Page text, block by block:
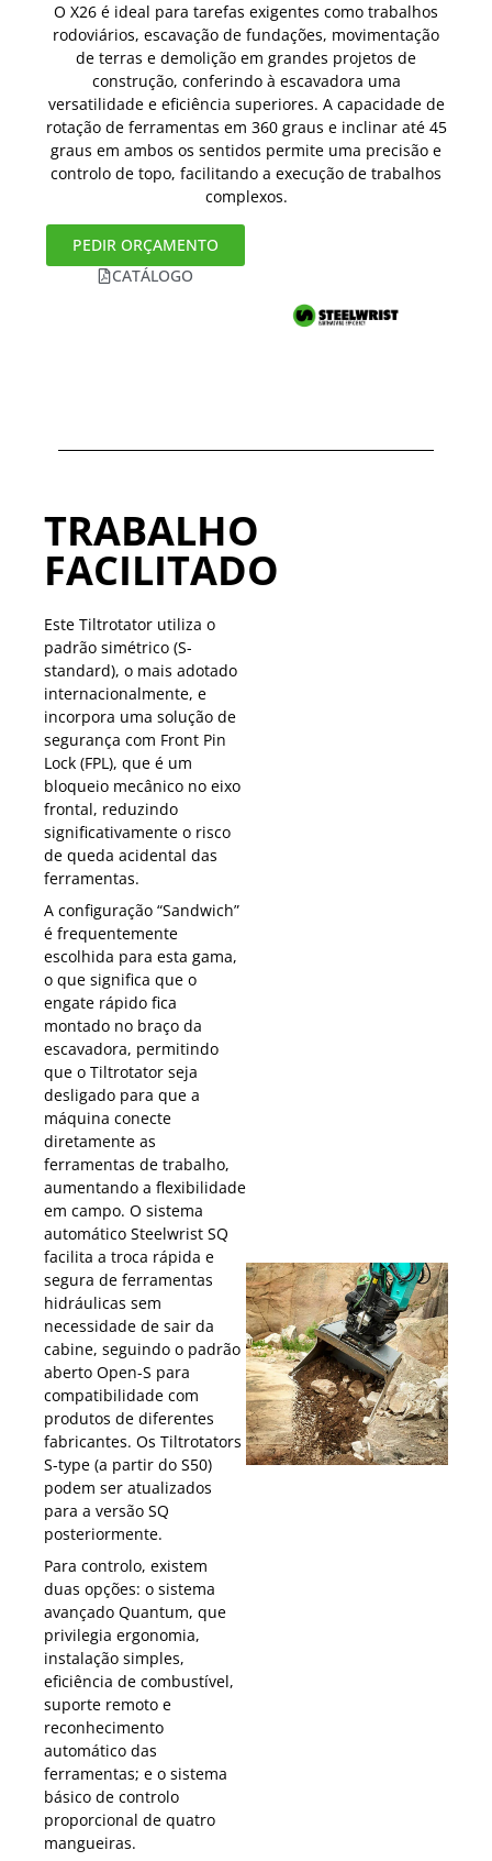
O X26 é ideal para tarefas exigentes como trabalhos
rodoviários, escavação de fundações, movimentação
de terras e demolição em grandes projetos de
construção, conferindo à escavadora uma
versatilidade e eficiência superiores. A capacidade de
rotação de ferramentas em 360 graus e inclinar até 45
graus em ambos os sentidos permite uma precisão e
controlo de topo, facilitando a execução de trabalhos
complexos.
PEDIR ORÇAMENTO
CATÁLOGO
TRABALHO
FACILITADO
Este Tiltrotator utiliza o
padrão simétrico (S-
standard), o mais adotado
internacionalmente, e
incorpora uma solução de
segurança com Front Pin
Lock (FPL), que é um
bloqueio mecânico no eixo
frontal, reduzindo
significativamente o risco
de queda acidental das
ferramentas.
A configuração “Sandwich”
é frequentemente
escolhida para esta gama,
o que significa que o
engate rápido fica
montado no braço da
escavadora, permitindo
que o Tiltrotator seja
desligado para que a
máquina conecte
diretamente as
ferramentas de trabalho,
aumentando a flexibilidade
em campo. O sistema
automático Steelwrist SQ
facilita a troca rápida e
segura de ferramentas
hidráulicas sem
necessidade de sair da
cabine, seguindo o padrão
aberto Open-S para
compatibilidade com
produtos de diferentes
fabricantes. Os Tiltrotators
S-type (a partir do S50)
podem ser atualizados
para a versão SQ
posteriormente.
Para controlo, existem
duas opções: o sistema
avançado Quantum, que
privilegia ergonomia,
instalação simples,
eficiência de combustível,
suporte remoto e
reconhecimento
automático das
ferramentas; e o sistema
básico de controlo
proporcional de quatro
mangueiras.